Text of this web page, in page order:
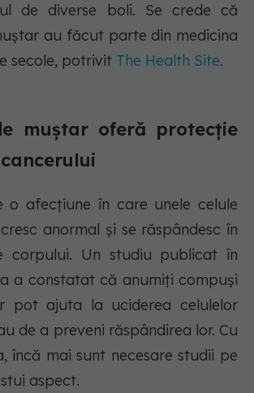
de diverse boli. Se crede că
au făcut parte din medicina
secole, potrivit The Health Site.
muștar oferă protecție
o afecțiune în care unele celule
anormal și se răspândesc în
corpului. Un studiu publicat în
a constatat că anumiți compuși
pot ajuta la uciderea celulelor
de a preveni răspândirea lor. Cu
încă mai sunt necesare studii pe
aspect.